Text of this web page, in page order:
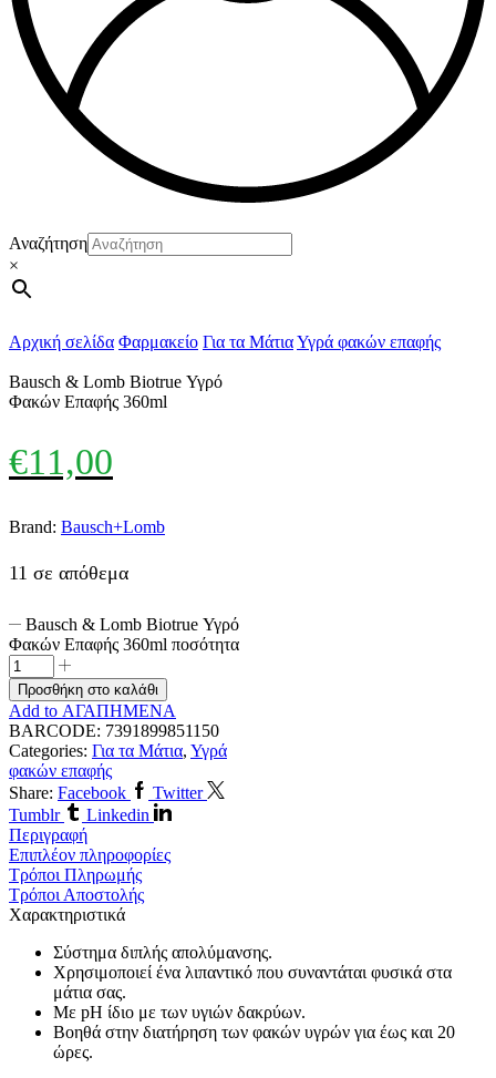
Αναζήτηση
×
Αρχική σελίδα Φαρμακείο Για τα ΜάτιαΥγρά φακών επαφής
Bausch & Lomb Biotrue Υγρό
Φακών Επαφής 360ml
€11,00
Brand: Bausch+Lomb
11 σε απόθεμα
Bausch & Lomb Biotrue Υγρό
Φακών Επαφής 360ml ποσότητα
Προσθήκη στο καλάθι
Add to ΑΓΑΠΗΜΕΝΑ
BARCODE: 7391899851150
Categories: Για τα Μάτια, Υγρά
φακών επαφής
Share: Facebook
Twitter
Tumblr
Linkedin
Περιγραφή
Επιπλέον πληροφορίες
Τρόποι Πληρωμής
Τρόποι Αποστολής
Χαρακτηριστικά
Σύστημα διπλής απολύμανσης.
Χρησιμοποιεί ένα λιπαντικό που συναντάται φυσικά στα
μάτια σας.
Με pH ίδιο με των υγιών δακρύων.
Βοηθά στην διατήρηση των φακών υγρών για έως και 20
ώρες.